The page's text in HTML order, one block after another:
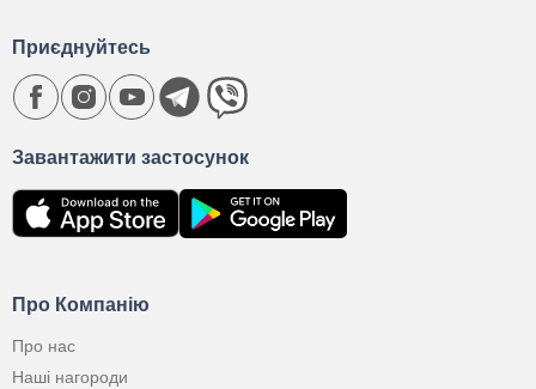
Про Компанію
Про нас
Наші нагороди
Завантажити застосунок
Приєднуйтесь